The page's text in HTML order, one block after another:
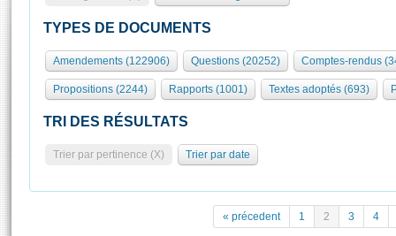
Présidence
577 députés
Groupes politiques
Séance publique
Commissions et autres organes
Europe et International
Pétitions
Rôle et pouvoirs de l'Assemblée
Organisation de l'Assemblée
Présidence Conférence des Présidents Bureau Collège des
Statistiques et chiffres clés
( Constitution | Règlement de l'Assemblée ... )
Visiter l'Assemblée
Visite virtuelle du palais Bourbon
Assister à une séance
TYPES DE DOCUMENTS
Amendements (122906) Questions (20252) Comptes-rendus
Propositions (2244) Rapports (1001) Textes adoptés (693)
TRI DES RÉSULTATS
Trier par pertinence (X) Trier par date
« précedent 1 2 3 4